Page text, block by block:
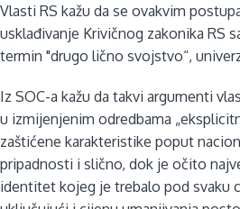
Vlasti RS kažu da se ovakvim
usklađivanje Krivičnog zakonika RS
termin "drugo lično svojstvo“,
Iz SOC-a kažu da takvi argumenti
u izmijenjenim odredbama
zaštićene karakteristike poput
pripadnosti i slično, dok je očito
identitet kojeg je trebalo pod svaku